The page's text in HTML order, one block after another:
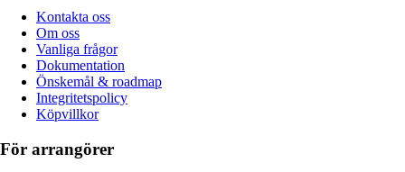
Kontakta oss
Om oss
Vanliga frågor
Dokumentation
Önskemål & roadmap
Integritetspolicy
Köpvillkor
För arrangörer